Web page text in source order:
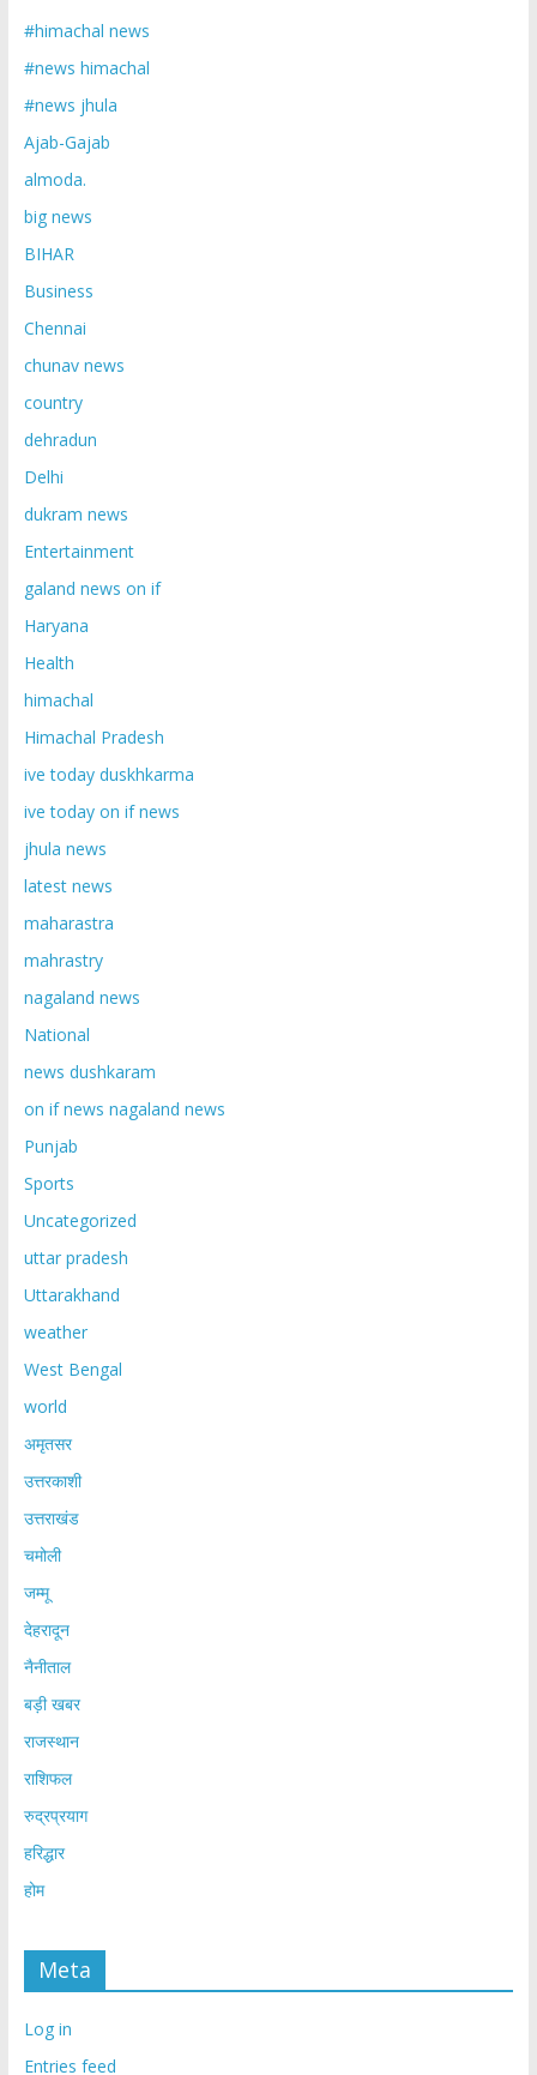
#himachal news
#news himachal
#news jhula
Ajab-Gajab
almoda.
big news
BIHAR
Business
Chennai
chunav news
country
dehradun
Delhi
dukram news
Entertainment
galand news on if
Haryana
Health
himachal
Himachal Pradesh
ive today duskhkarma
ive today on if news
jhula news
latest news
maharastra
mahrastry
nagaland news
National
news dushkaram
on if news nagaland news
Punjab
Sports
Uncategorized
uttar pradesh
Uttarakhand
weather
West Bengal
world
अमृतसर
उत्तरकाशी
उत्तराखंड
चमोली
जम्मू
देहरादून
नैनीताल
बड़ी खबर
राजस्थान
राशिफल
रुद्रप्रयाग
हरिद्धार
होम
Meta
Log in
Entries feed